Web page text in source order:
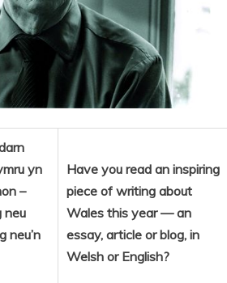
yn
–
neu
neu’n
Have you read an inspiring
piece of writing about
Wales this year — an
essay, article or blog, in
Welsh or English?